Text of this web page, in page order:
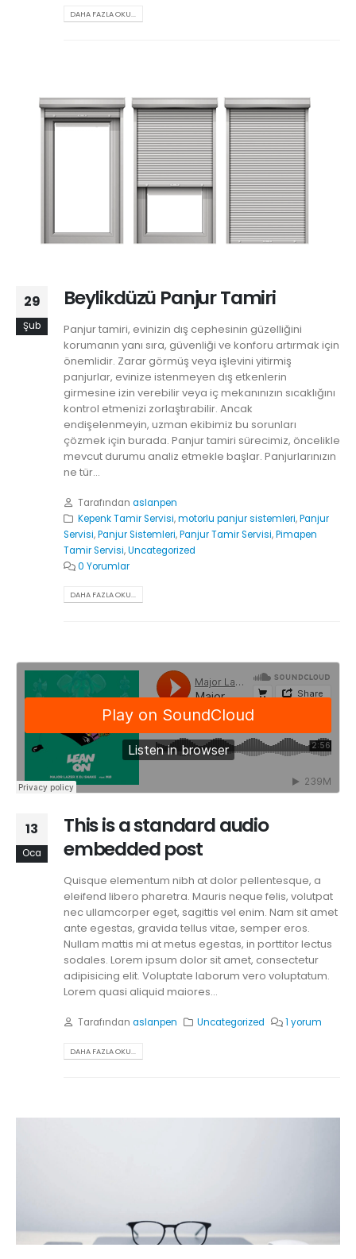
DAHA FAZLA OKU...
29
Şub
Beylikdüzü Panjur Tamiri
Panjur tamiri, evinizin dış cephesinin güzelliğini
korumanın yanı sıra, güvenliği ve konforu artırmak için
önemlidir. Zarar görmüş veya işlevini yitirmiş
panjurlar, evinize istenmeyen dış etkenlerin
girmesine izin verebilir veya iç mekanınızın sıcaklığını
kontrol etmenizi zorlaştırabilir. Ancak
endişelenmeyin, uzman ekibimiz bu sorunları
çözmek için burada. Panjur tamiri sürecimiz, öncelikle
mevcut durumu analiz etmekle başlar. Panjurlarınızın
ne tür...
Tarafından aslanpen
Kepenk Tamir Servisi,motorlu panjur sistemleri,Panjur
Servisi,Panjur Sistemleri,Panjur Tamir Servisi,Pimapen
Tamir Servisi,Uncategorized
0 Yorumlar
DAHA FAZLA OKU...
13
Oca
This is a standard audio
embedded post
Quisque elementum nibh at dolor pellentesque, a
eleifend libero pharetra. Mauris neque felis, volutpat
nec ullamcorper eget, sagittis vel enim. Nam sit amet
ante egestas, gravida tellus vitae, semper eros.
Nullam mattis mi at metus egestas, in porttitor lectus
sodales. Lorem ipsum dolor sit amet, consectetur
adipisicing elit. Voluptate laborum vero voluptatum.
Lorem quasi aliquid maiores...
Tarafından aslanpen Uncategorized 1 yorum
DAHA FAZLA OKU...